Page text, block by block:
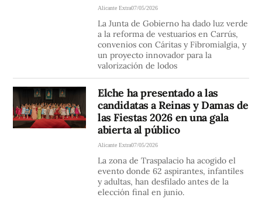
Alicante Extra07/05/2026
La Junta de Gobierno ha dado luz verde
a la reforma de vestuarios en Carrús,
convenios con Cáritas y Fibromialgia, y
un proyecto innovador para la
valorización de lodos
Elche ha presentado a las
candidatas a Reinas y Damas de
las Fiestas 2026 en una gala
abierta al público
Alicante Extra07/05/2026
La zona de Traspalacio ha acogido el
evento donde 62 aspirantes, infantiles
y adultas, han desfilado antes de la
elección final en junio.